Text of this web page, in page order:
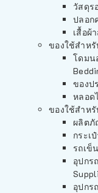
วัสดุร
ปลอก
เสื้อผ้
ของใช้สำหรั
โดมน
ของป
หลอด
ของใช้สำหรั
ผลิตภั
กระเ
รถเข็
อุปกร
อุปกร